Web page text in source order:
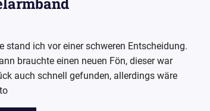
2015
stand ich vor einer schweren Entscheidung.
brauchte einen neuen Fön, dieser war
auch schnell gefunden, allerdings wäre